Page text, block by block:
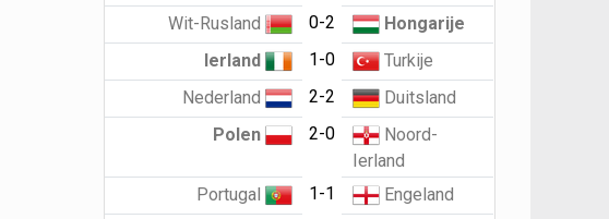
Wit-Rusland
0-2
Hongarije
Ierland
1-0
Turkije
Nederland
2-2
Duitsland
Polen
2-0
Noord-
Ierland
Portugal
1-1
Engeland